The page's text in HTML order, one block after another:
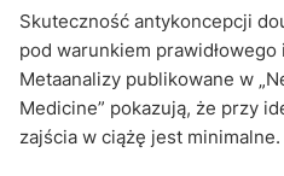
Skuteczność antykoncepcji
pod warunkiem
Metaanalizy publikowane w
Medicine” pokazują, że przy
zajścia w ciążę jest minimalne.